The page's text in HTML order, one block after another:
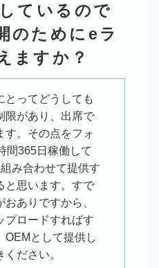
ているので
のためにeラ
ますか？
とってどうしても
限があり、出席で
す。その点をフォ
間365日稼働して
み合わせて提供す
と思います。すで
ありですから、
プロードすればす
OEMとして提供し
ださい。